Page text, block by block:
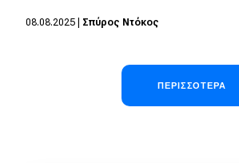
08.08.2025 Σπύρος Ντόκος
ΠΕΡΙΣΣΌΤΕΡΑ